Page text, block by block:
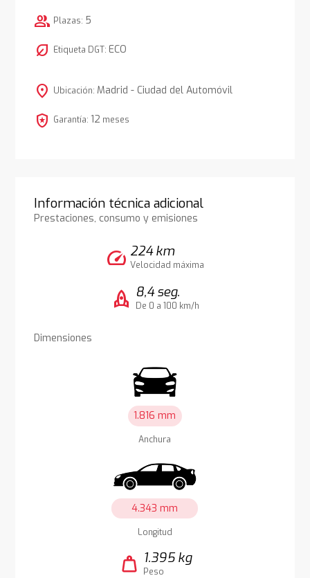
group Plazas: 5
nest_eco_leaf Etiqueta DGT: ECO
location_on Ubicación: Madrid - Ciudad del Automóvil
local_police Garantía: 12 meses
Información técnica adicional
Prestaciones, consumo y emisiones
speed 224 km
Velocidad máxima
rocket 8,4 seg.
De 0 a 100 km/h
Dimensiones
1.816 mm
Anchura
4.343 mm
Longitud
weight 1.395 kg
Peso